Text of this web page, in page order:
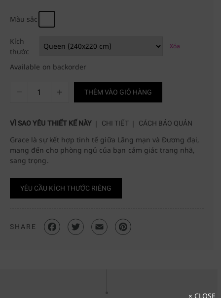
Màu sắc
Kích
thước
Xóa
Available on backorder
THÊM VÀO GIỎ HÀNG
VÌ SAO YÊU THIẾT KẾ NÀY CHI TIẾT CÁCH BẢO QUẢN
Grace là sự kết hợp tinh tế giữa Lãng mạn và Đương đại,
mang đến cho phòng ngủ của bạn cảm giác trang nhã,
sang trọng.
YÊU CẦU KÍCH THƯỚC RIÊNG
SHARE
× CLOSE